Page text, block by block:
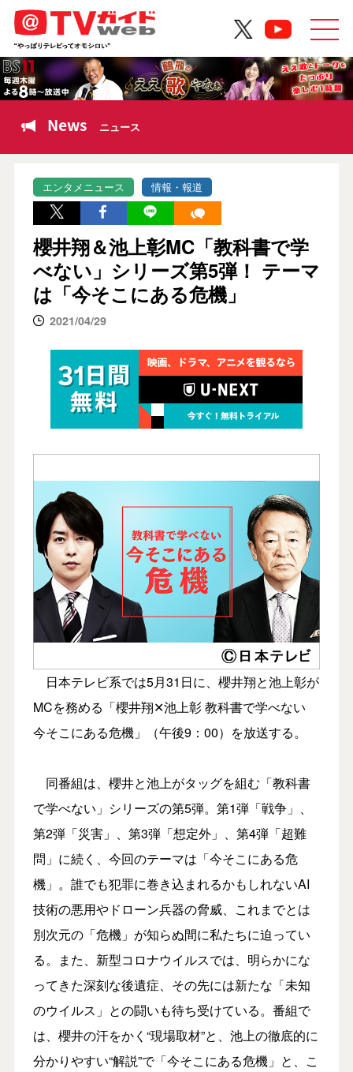
News ニュース
エンタメニュース 情報・報道
櫻井翔＆池上彰MC「教科書で学
べない」シリーズ第5弾！ テーマ
は「今そこにある危機」
2021/04/29
日本テレビ系では5月31日に、櫻井翔と池上彰が
MCを務める「櫻井翔✕池上彰 教科書で学べない
今そこにある危機」（午後9：00）を放送する。
同番組は、櫻井と池上がタッグを組む「教科書
で学べない」シリーズの第5弾。第1弾「戦争」、
第2弾「災害」、第3弾「想定外」、第4弾「超難
問」に続く、今回のテーマは「今そこにある危
機」。誰でも犯罪に巻き込まれるかもしれないAI
技術の悪用やドローン兵器の脅威、これまでとは
別次元の「危機」が知らぬ間に私たちに迫ってい
る。また、新型コロナウイルスでは、明らかにな
ってきた深刻な後遺症、その先には新たな「未知
のウイルス」との闘いも待ち受けている。番組で
は、櫻井の汗をかく“現場取材”と、池上の徹底的に
分かりやすい“解説”で「今そこにある危機」と、こ